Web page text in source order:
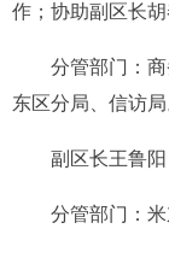
作； 协助副区长
分管部门：
东区分局、信访局
副区长王鲁阳
分管部门：